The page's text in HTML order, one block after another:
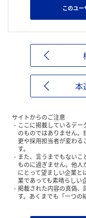
このユー
本
サイトからのご注意
ここに掲載しているデ
のものではありません
更や採用担当者が変わる
す。
また、言うまでもない
ものに過ぎません。他人
にとって望ましい企業
業であっても素晴らしい
掲載された内容の真偽、
す。あくまでも「一つの